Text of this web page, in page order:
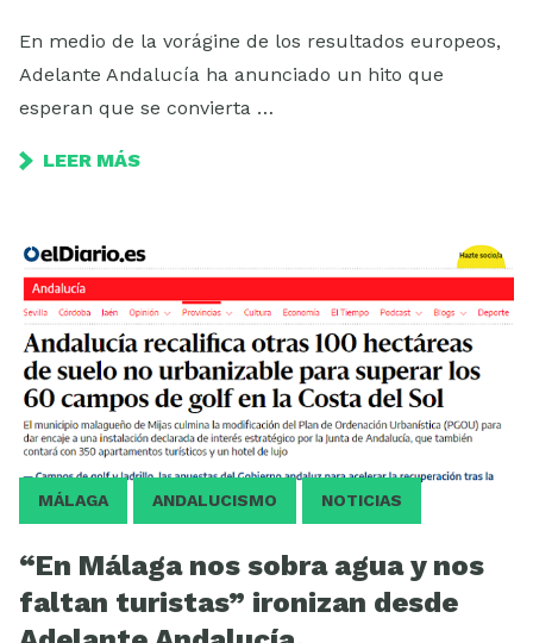
En medio de la vorágine de los resultados europeos,
Adelante Andalucía ha anunciado un hito que
esperan que se convierta …
LEER MÁS
MÁLAGA ANDALUCISMO NOTICIAS
“En Málaga nos sobra agua y nos
faltan turistas” ironizan desde